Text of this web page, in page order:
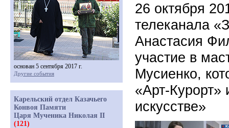
26 октября
телеканала
Анастасия
участие в
Мусиенко,
«Арт-
искусстве»
основан 5 сентября 2017 г.
Другие события
Карельский отдел Казачьего
Конвоя Памяти
Царя Мученика Николая II
(121)